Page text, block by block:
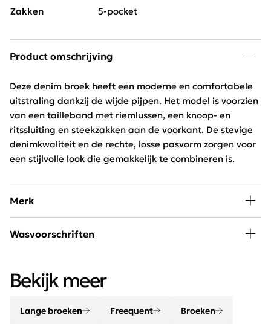
Zakken 5-pocket
Product omschrijving
Deze denim broek heeft een moderne en comfortabele
uitstraling dankzij de wijde pijpen. Het model is voorzien
van een tailleband met riemlussen, een knoop- en
ritssluiting en steekzakken aan de voorkant. De stevige
denimkwaliteit en de rechte, losse pasvorm zorgen voor
een stijlvolle look die gemakkelijk te combineren is.
Merk
Mode, passie en creativiteit staan centraal bij
chique, elegant, stoer en helemaal van deze tijd.
Wasvoorschriften
Bekijk meer
Lange broeken Freequent Broeken